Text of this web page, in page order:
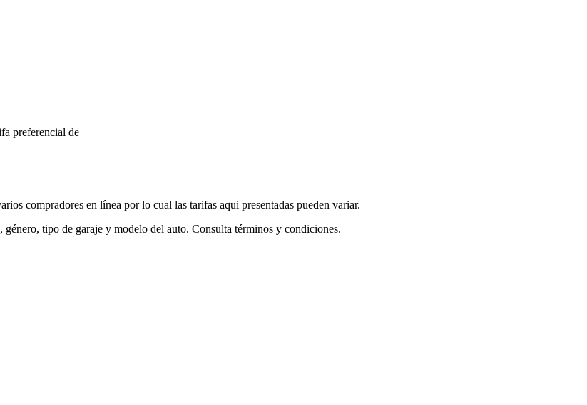
preferencial de
compradores en línea por lo cual las tarifas aqui presentadas pueden variar.
tipo de garaje y modelo del auto. Consulta términos y condiciones.